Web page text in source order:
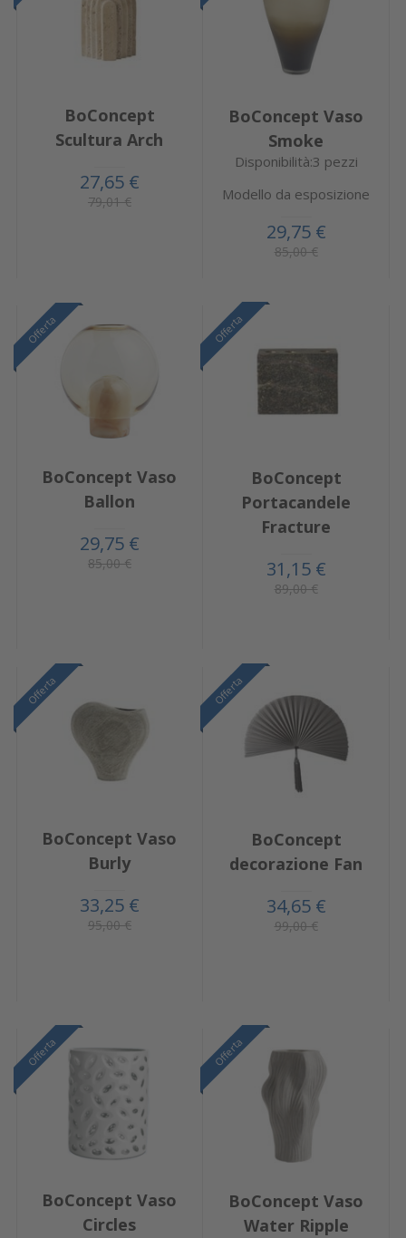
BoConcept
Scultura Arch
27,65 €
79,01 €
BoConcept Vaso
Smoke
Disponibilità:3 pezzi
Modello da esposizione
29,75 €
85,00 €
Offerta
BoConcept Vaso
Ballon
29,75 €
85,00 €
Offerta
BoConcept
Portacandele
Fracture
31,15 €
89,00 €
Offerta
BoConcept Vaso
Burly
33,25 €
95,00 €
Offerta
BoConcept
decorazione Fan
34,65 €
99,00 €
Offerta
BoConcept Vaso
Circles
Offerta
BoConcept Vaso
Water Ripple